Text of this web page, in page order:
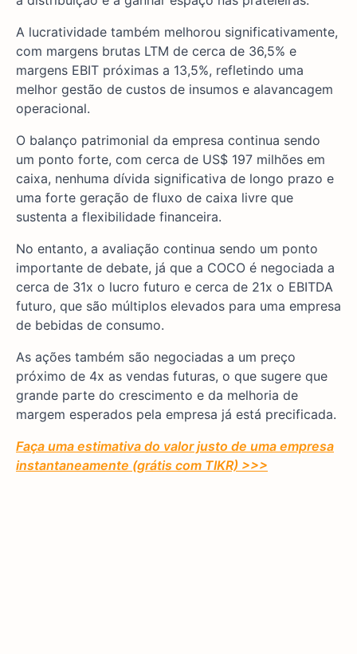
A lucratividade também melhorou significativamente,
com margens brutas LTM de cerca de 36,5% e
margens EBIT próximas a 13,5%, refletindo uma
melhor gestão de custos de insumos e alavancagem
operacional.
O balanço patrimonial da empresa continua sendo
um ponto forte, com cerca de US$ 197 milhões em
caixa, nenhuma dívida significativa de longo prazo e
uma forte geração de fluxo de caixa livre que
sustenta a flexibilidade financeira.
No entanto, a avaliação continua sendo um ponto
importante de debate, já que a COCO é negociada a
cerca de 31x o lucro futuro e cerca de 21x o EBITDA
futuro, que são múltiplos elevados para uma empresa
de bebidas de consumo.
As ações também são negociadas a um preço
próximo de 4x as vendas futuras, o que sugere que
grande parte do crescimento e da melhoria de
margem esperados pela empresa já está precificada.
Faça uma estimativa do valor justo de uma empresa
instantaneamente (grátis com TIKR) >>>